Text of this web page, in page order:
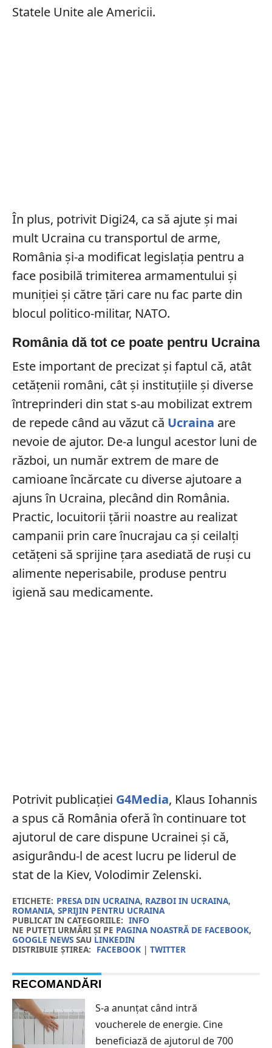
Statele Unite ale Americii.
În plus, potrivit Digi24, ca să ajute și mai
mult Ucraina cu transportul de arme,
România și-a modificat legislația pentru a
face posibilă trimiterea armamentului și
muniției și către țări care nu fac parte din
blocul politico-militar, NATO.
România dă tot ce poate pentru Ucraina
Este important de precizat și faptul că, atât
cetățenii români, cât și instituțiile și diverse
întreprinderi din stat s-au mobilizat extrem
de repede când au văzut că Ucraina are
nevoie de ajutor. De-a lungul acestor luni de
război, un număr extrem de mare de
camioane încărcate cu diverse ajutoare a
ajuns în Ucraina, plecând din România.
Practic, locuitorii țării noastre au realizat
campanii prin care înucrajau ca și ceilalți
cetățeni să sprijine țara asediată de ruși cu
alimente neperisabile, produse pentru
igienă sau medicamente.
Potrivit publicației G4Media, Klaus Iohannis
a spus că România oferă în continuare tot
ajutorul de care dispune Ucrainei și că,
asigurându-l de acest lucru pe liderul de
stat de la Kiev, Volodimir Zelenski.
ETICHETE: PRESA DIN UCRAINA, RAZBOI IN UCRAINA,
ROMANIA, SPRIJIN PENTRU UCRAINA
PUBLICAT IN CATEGORIILE: INFO
NE PUTEȚI URMĂRI ȘI PE PAGINA NOASTRĂ DE FACEBOOK,
GOOGLE NEWSSAU LINKEDIN
DISTRIBUIE ȘTIREA: FACEBOOK| TWITTER
RECOMANDĂRI
S-a anunțat când intră
voucherele de energie. Cine
beneficiază de ajutorul de 700